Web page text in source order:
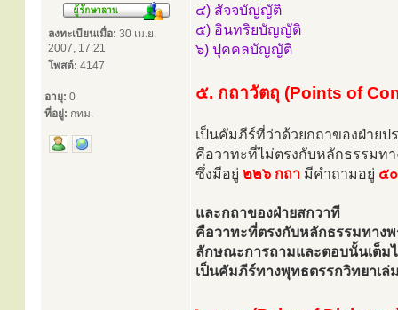
ลงทะเบียนเมื่อ: 30 เม.ย.
2007, 17:21
โพสต์: 4147
อายุ: 0
ที่อยู่: กทม.
๔) สัจจบัญญัติ
๕) อินทริยบัญญัติ
๖) ปุคคลบัญญัติ
๕. กถาวัตถุ (Points of
เป็นคัมภีร์ที่ว่าด้วยกถาของฝ่ายป
คือวาทะที่ไม่ตรงกับหลักธรรมท
ซึ่งมีอยู่ ๒๒๖ กถา มีคำถามอยู่ ๕
และกถาของฝ่ายสกวาที
คือวาทะที่ตรงกับหลักธรรมทาง
ลักษณะการถามและตอบนั้นเต็ม
เป็นคัมภีร์ทางพุทธตรรกวิทยาเล่